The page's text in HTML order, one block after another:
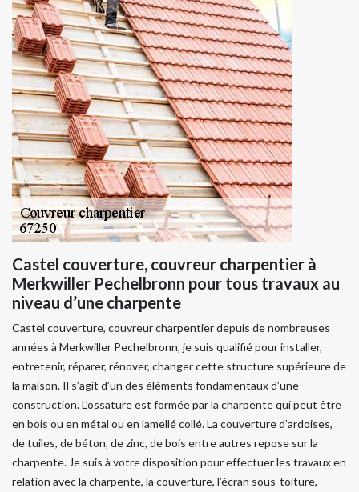
Castel couverture, couvreur charpentier à
Merkwiller Pechelbronn pour tous travaux au
niveau d’une charpente
Castel couverture, couvreur charpentier depuis de nombreuses
années à Merkwiller Pechelbronn, je suis qualifié pour installer,
entretenir, réparer, rénover, changer cette structure supérieure de
la maison. Il s’agit d’un des éléments fondamentaux d’une
construction. L’ossature est formée par la charpente qui peut être
en bois ou en métal ou en lamellé collé. La couverture d’ardoises,
de tuiles, de béton, de zinc, de bois entre autres repose sur la
charpente. Je suis à votre disposition pour effectuer les travaux en
relation avec la charpente, la couverture, l’écran sous-toiture,